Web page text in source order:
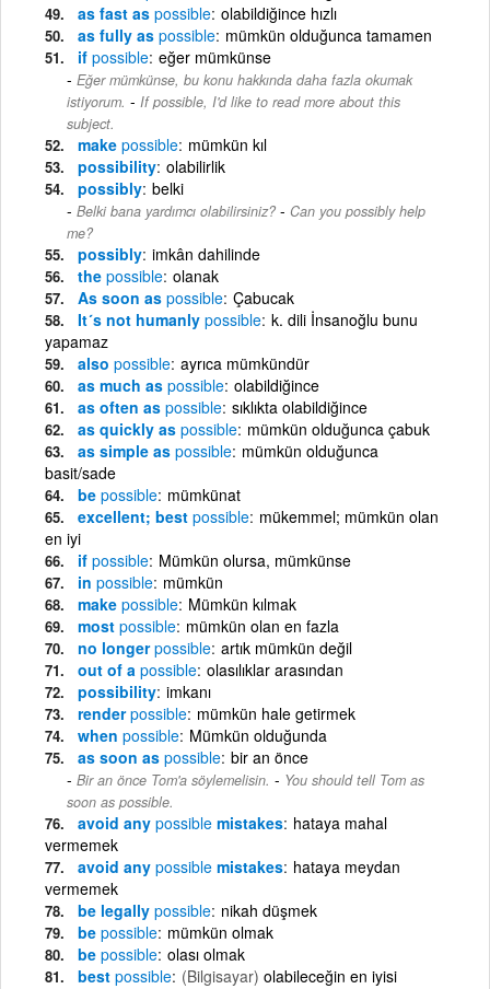
as fast as possible olabildiğince hızlı
as fully as possible mümkün olduğunca tamamen
if possible eğer mümkünse
Eğer mümkünse, bu konu hakkında daha fazla okumak
istiyorum. - If possible, I'd like to read more about this
subject.
make possible mümkün kıl
possibility olabilirlik
possibly belki
Belki bana yardımcı olabilirsiniz? - Can you possibly help
me?
possibly imkân dahilinde
the possible olanak
As soon as possible Çabucak
It´s not humanly possible k. dili İnsanoğlu bunu
yapamaz
also possible ayrıca mümkündür
as much as possible olabildiğince
as often as possible sıklıkta olabildiğince
as quickly as possible mümkün olduğunca çabuk
as simple as possible mümkün olduğunca
basit/sade
be possible mümkünat
excellent; best possible mükemmel; mümkün olan
en iyi
if possible Mümkün olursa, mümkünse
in possible mümkün
make possible Mümkün kılmak
most possible mümkün olan en fazla
no longerpossible artık mümkün değil
out of a possible olasılıklar arasından
possibility imkanı
renderpossible mümkün hale getirmek
when possible Mümkün olduğunda
as soon as possible bir an önce
Bir an önce Tom'a söylemelisin. - You should tell Tom as
soon as possible.
avoid any possible mistakes hataya mahal
vermemek
avoid any possible mistakes hataya meydan
vermemek
be legally possible nikah düşmek
be possible mümkün olmak
be possible olası olmak
best possible (Bilgisayar) olabileceğin en iyisi